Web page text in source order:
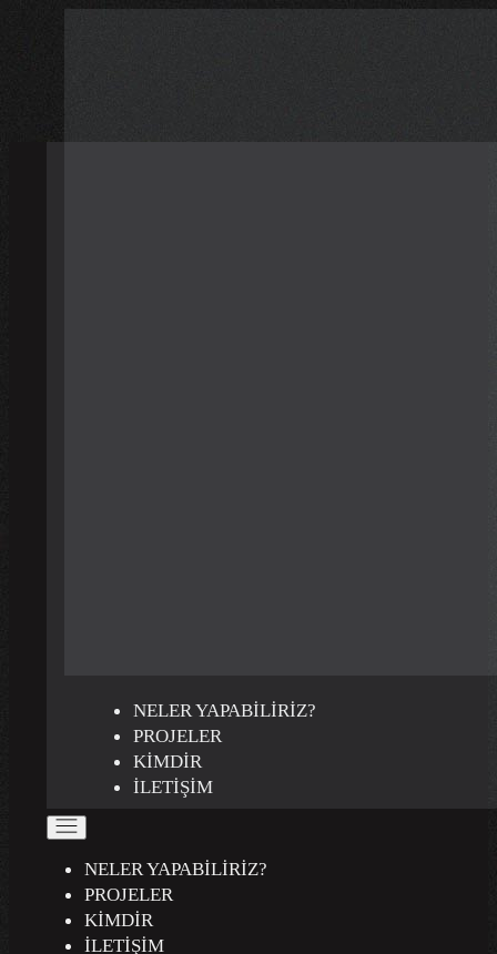
NELER YAPABILIRIZ?
PROJELER
KIMDIR
İLETIŞIM
NELER YAPABILIRIZ?
PROJELER
KIMDIR
İLETIŞIM